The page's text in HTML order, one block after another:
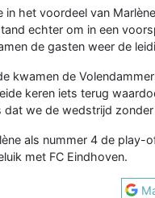
in het voordeel van
echter om in een
de gasten weer de
kwamen de
keren iets terug
dat we de wedstrijd
als nummer 4 de
met FC Eindhoven.